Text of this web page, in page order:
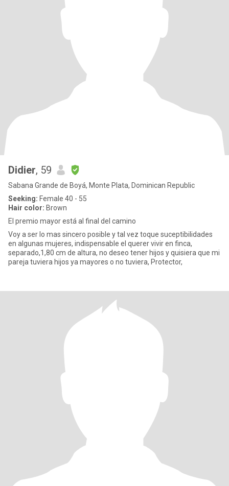
Didier, 59
Sabana Grande de Boyá, Monte Plata, Dominican Republic
Seeking: Female 40 - 55
Hair color: Brown
El premio mayor está al final del camino
Voy a ser lo mas sincero posible y tal vez toque suceptibilidades
en algunas mujeres, indispensable el querer vivir en finca,
separado,1,80 cm de altura, no deseo tener hijos y quisiera que mi
pareja tuviera hijos ya mayores o no tuviera, Protector,